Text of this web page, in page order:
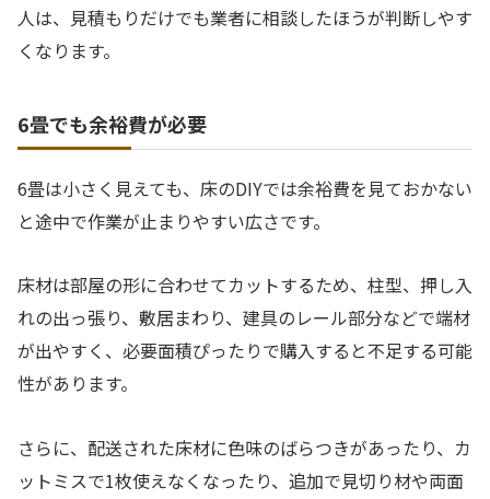
人は、見積もりだけでも業者に相談したほうが判断しやす
くなります。
6畳でも余裕費が必要
6畳は小さく見えても、床のDIYでは余裕費を見ておかない
と途中で作業が止まりやすい広さです。
床材は部屋の形に合わせてカットするため、柱型、押し入
れの出っ張り、敷居まわり、建具のレール部分などで端材
が出やすく、必要面積ぴったりで購入すると不足する可能
性があります。
さらに、配送された床材に色味のばらつきがあったり、カ
ットミスで1枚使えなくなったり、追加で見切り材や両面